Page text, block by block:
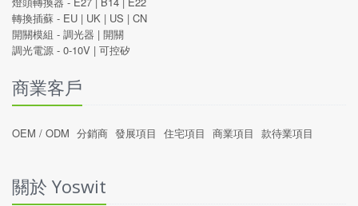
轉換插蘇 - EU | UK | US | CN
開關模組 - 調光器 | 開關
調光電源 - 0-10V | 可控矽
商業客戶
OEM / ODM 分銷商 發展項目 住宅項目 商業項目 款待業項目
關於 Yoswit